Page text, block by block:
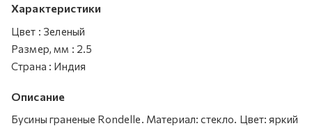
Характеристики
Цвет : Зеленый
Размер, мм : 2.5
Страна : Индия
Описание
Бусины граненые Rondelle. Материал: стекло. Цвет: яркий